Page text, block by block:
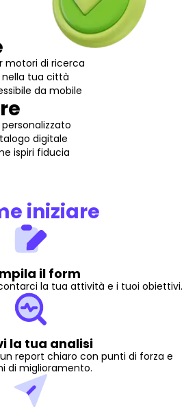
motori di ricerca
nella tua città
da mobile
digitale
ispiri fiducia
iniziare
il form
la tua attività e i tuoi obiettivi.
la tua analisi
report chiaro con punti di forza e
di miglioramento.